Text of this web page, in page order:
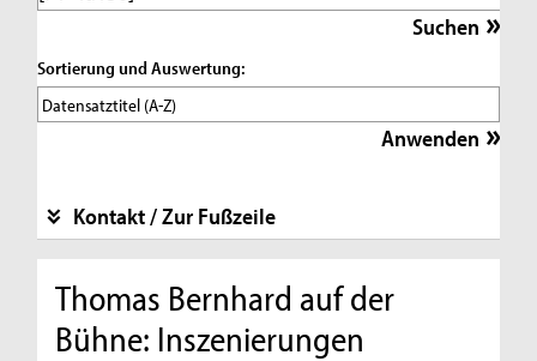
Sortierung und Auswertung:
Kontakt / Zur Fußzeile
Thomas Bernhard auf der
Bühne: Inszenierungen